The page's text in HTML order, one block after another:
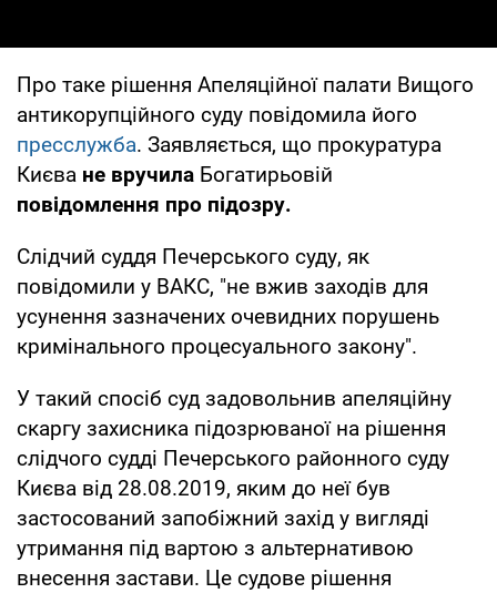
Про таке рішення Апеляційної палати Вищого
антикорупційного суду повідомила його
пресслужба. Заявляється, що прокуратура
Києва не вручила Богатирьовій
повідомлення про підозру.
Слідчий суддя Печерського суду, як
повідомили у ВАКС, "не вжив заходів для
усунення зазначених очевидних порушень
кримінального процесуального закону".
У такий спосіб суд задовольнив апеляційну
скаргу захисника підозрюваної на рішення
слідчого судді Печерського районного суду
Києва від 28.08.2019, яким до неї був
застосований запобіжний захід у вигляді
утримання під вартою з альтернативою
внесення застави. Це судове рішення